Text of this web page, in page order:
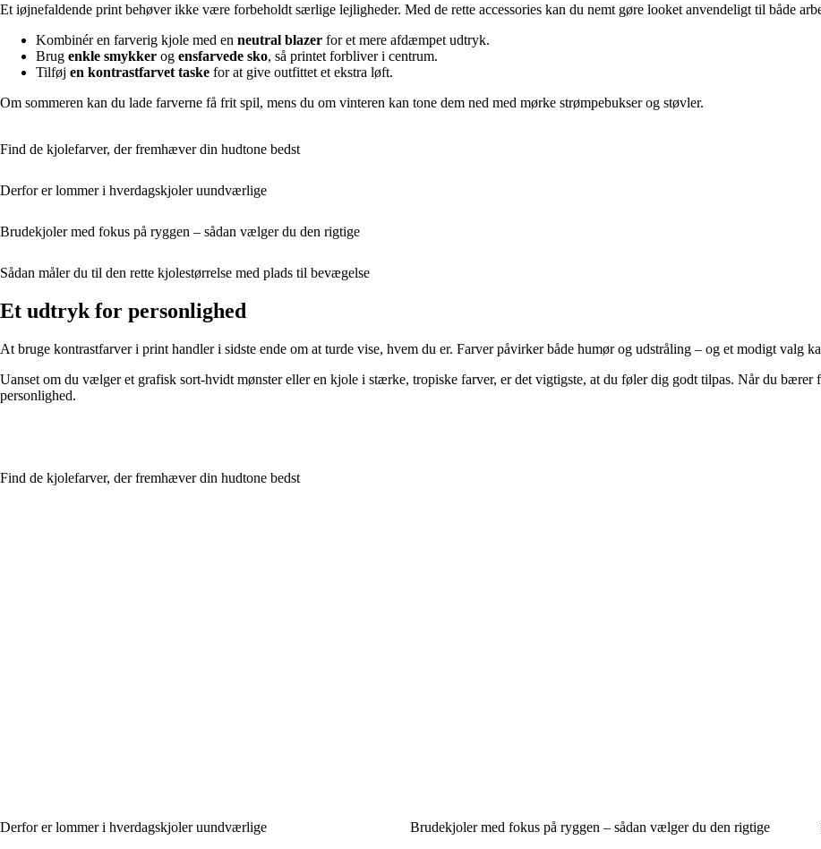
Et iøjnefaldende print behøver ikke være forbeholdt særlige lejligheder. Med de rette accessories kan du nemt gøre looket anvendeligt til både
Kombinér en farverig kjole med en neutral blazer for et mere afdæmpet udtryk.
Brug enkle smykker og ensfarvede sko, så printet forbliver i centrum.
Tilføj en kontrastfarvet taske for at give outfittet et ekstra løft.
Om sommeren kan du lade farverne få frit spil, mens du om vinteren kan tone dem ned med mørke strømpebukser og støvler.
Find de kjolefarver, der fremhæver din hudtone bedst
Derfor er lommer i hverdagskjoler uundværlige
Brudekjoler med fokus på ryggen – sådan vælger du den rigtige
Sådan måler du til den rette kjolestørrelse med plads til bevægelse
Et udtryk for personlighed
At bruge kontrastfarver i print handler i sidste ende om at turde vise, hvem du er. Farver påvirker både humør og udstråling – og et modigt valg
Uanset om du vælger et grafisk sort-hvidt mønster eller en kjole i stærke, tropiske farver, er det vigtigste, at du føler dig godt tilpas. Når du
personlighed.
Find de kjolefarver, der fremhæver din hudtone bedst
Derfor er lommer i hverdagskjoler uundværlige Brudekjoler med fokus på ryggen – sådan vælger du den rigtige